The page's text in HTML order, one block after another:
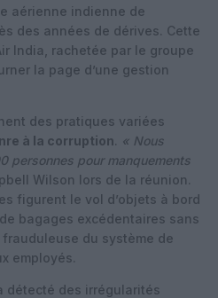
aérienne indienne de
des années de dérives. Cette
India, rachetée par le groupe
la page d’une gestion
des pratiques variées
à la corruption. « Nous
personnes pour manquements
Wilson lors de la réunion.
figurent le vol d’objets à bord
bagages excédentaires sans
du système de
employés.
détecté des irrégularités